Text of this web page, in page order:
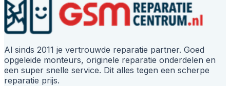
Al sinds 2011 je vertrouwde reparatie partner. Goed
opgeleide monteurs, originele reparatie onderdelen en
een super snelle service. Dit alles tegen een scherpe
reparatie prijs.